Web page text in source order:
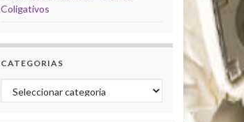
Coligativos
CATEGORIAS
Categorias